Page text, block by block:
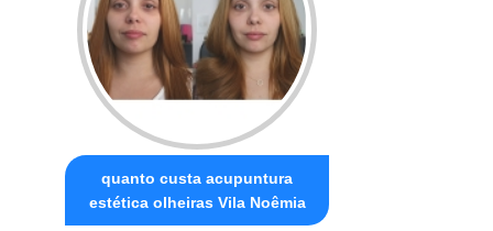
quanto custa acupuntura
estética olheiras Vila Noêmia